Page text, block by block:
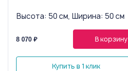
Высота: 50 см, Ширина: 50 см
8 070 ₽ В корзину
Купить в 1 клик